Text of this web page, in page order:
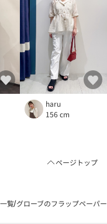
haru
156 cm
ページトップ
覧 グローブのフラップペーパ